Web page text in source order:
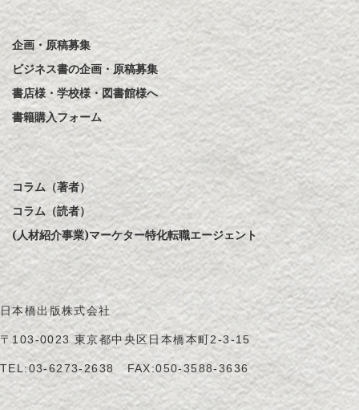
企画・原稿募集
ビジネス書の企画・原稿募集
書店様・学校様・図書館様へ
書籍購入フォーム
コラム（著者）
コラム（読者）
(人材紹介事業)マーケター特化転職エージェント
日本橋出版株式会社
〒103-0023 東京都中央区日本橋本町2-3-15
TEL:03-6273-2638 FAX:050-3588-3636